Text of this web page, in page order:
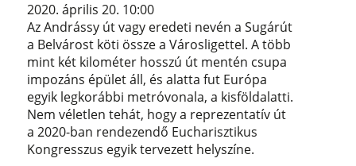
2020. április 20. 10:00
Az Andrássy út vagy eredeti nevén a Sugárút
a Belvárost köti össze a Városligettel. A több
mint két kilométer hosszú út mentén csupa
impozáns épület áll, és alatta fut Európa
egyik legkorábbi metróvonala, a kisföldalatti.
Nem véletlen tehát, hogy a reprezentatív út
a 2020-ban rendezendő Eucharisztikus
Kongresszus egyik tervezett helyszíne.